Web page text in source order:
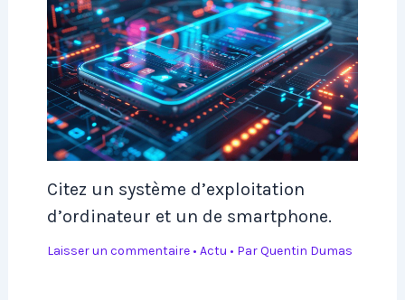
Citez un système d’exploitation
d’ordinateur et un de smartphone.
Laisser un commentaire • Actu • ParQuentin Dumas